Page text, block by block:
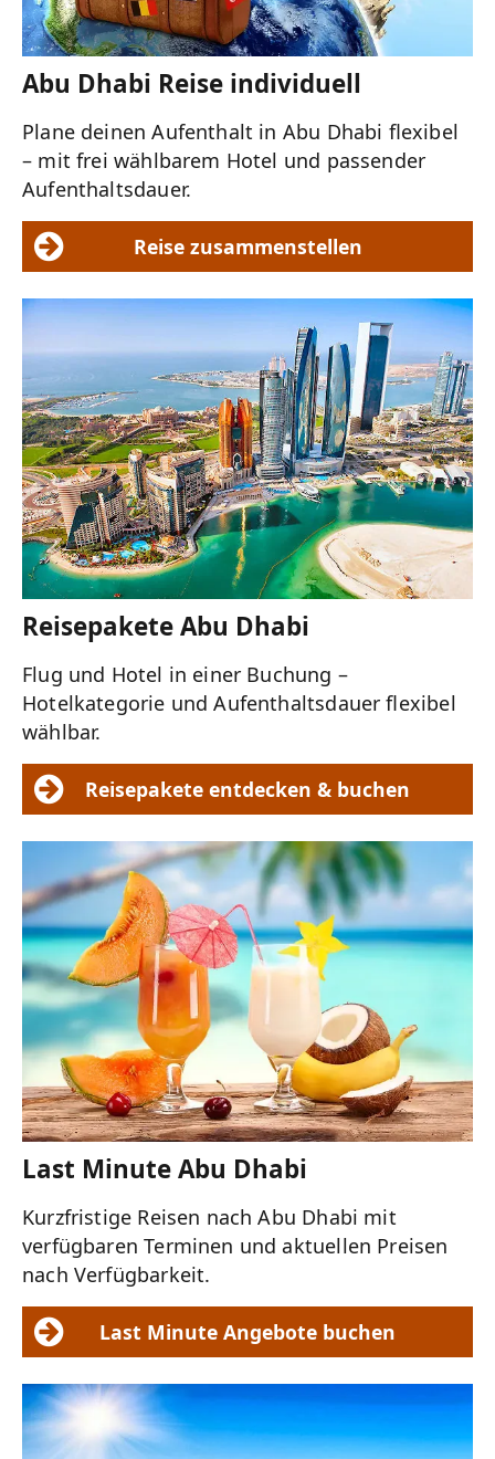
Abu Dhabi Reise individuell
Plane deinen Aufenthalt in Abu Dhabi flexibel
– mit frei wählbarem Hotel und passender
Aufenthaltsdauer.
Reise zusammenstellen
Reisepakete Abu Dhabi
Flug und Hotel in einer Buchung –
Hotelkategorie und Aufenthaltsdauer flexibel
wählbar.
Reisepakete entdecken & buchen
Last Minute Abu Dhabi
Kurzfristige Reisen nach Abu Dhabi mit
verfügbaren Terminen und aktuellen Preisen
nach Verfügbarkeit.
Last Minute Angebote buchen